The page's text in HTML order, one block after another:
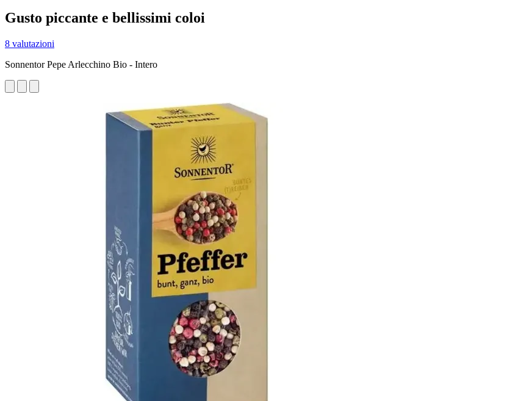
Gusto piccante e bellissimi coloi
8 valutazioni
Sonnentor Pepe Arlecchino Bio - Intero